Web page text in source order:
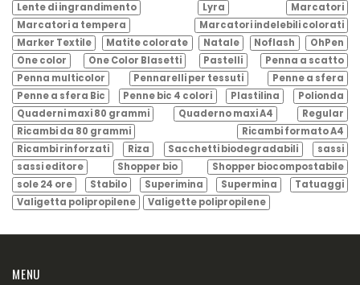
Lente di ingrandimento
Lyra
Marcatori
Marcatori a tempera
Marcatori indelebili colorati
Marker Textile
Matite colorate Natale Noflash
OhPen
One color
One Color Blasetti Pastelli
Penna a scatto
Penna multicolor
Pennarelli per tessuti
Penne a sfera
Penne a sfera Bic
Penne bic 4 colori Plastilina
Polionda
Quaderni maxi 80 grammi
Quaderno maxi A4
Regular
Ricambi da 80 grammi
Ricambi formato A4
Ricambi rinforzati
Riza Sacchetti biodegradabili
sassi
sassi editore
Shopper bio
Shopper biocompostabile
sole 24 ore
Stabilo Superimina Supermina
Tatuaggi
Valigetta polipropilene
Valigette polipropilene
MENU